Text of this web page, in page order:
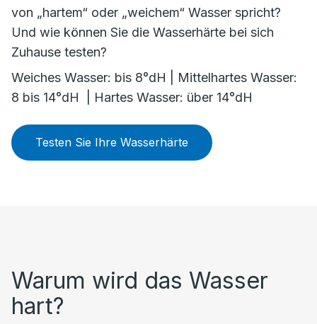
von „hartem“ oder „weichem“ Wasser spricht?
Und wie können Sie die Wasserhärte bei sich
Zuhause testen?
Weiches Wasser: bis 8°dH | Mittelhartes Wasser:
8 bis 14°dH | Hartes Wasser: über 14°dH
Testen Sie Ihre Wasserhärte
Warum wird das Wasser
hart?